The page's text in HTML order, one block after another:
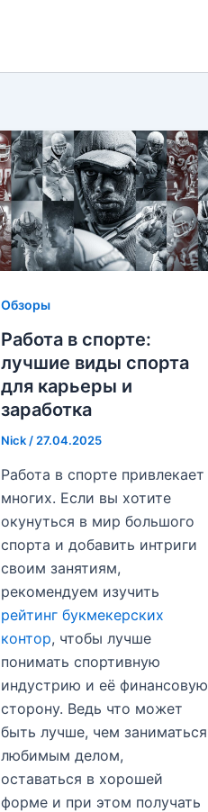
Обзоры
Работа в спорте:
лучшие виды спорта
для карьеры и
заработка
Nick / 27.04.2025
Работа в спорте привлекает
многих. Если вы хотите
окунуться в мир большого
спорта и добавить интриги
своим занятиям,
рекомендуем изучить
рейтинг букмекерских
контор, чтобы лучше
понимать спортивную
индустрию и её финансовую
сторону. Ведь что может
быть лучше, чем заниматься
любимым делом,
оставаться в хорошей
форме и при этом получать